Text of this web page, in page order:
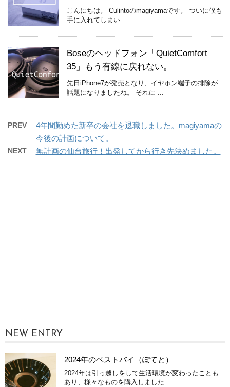
こんにちは。 Culintoのmagiyamaです。 ついに僕も
手に入れてしまい ...
Boseのヘッドフォン「QuietComfort
35」もう有線に戻れない。
先日iPhone7が発売となり、イヤホン端子の排除が
話題になりましたね。 それに ...
PREV
4年間勤めた新卒の会社を退職しました。magiyamaの
今後の計画について。
NEXT 無計画の仙台旅行！出発してから行き先決めました。
NEW ENTRY
2024年のベストバイ（ぽてと）
2024年は引っ越しをして生活環境が変わったことも
あり、様々なものを購入しました ...